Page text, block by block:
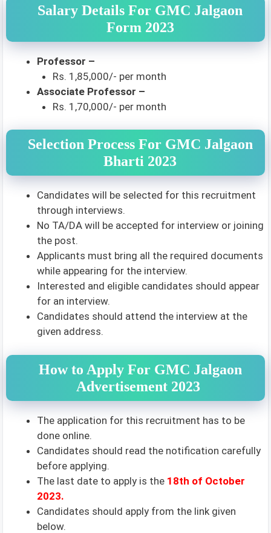
Salary Details For GMC Jalgaon
Form 2023
Professor –
Rs. 1,85,000/- per month
Associate Professor –
Rs. 1,70,000/- per month
Selection Process For GMC Jalgaon
Bharti 2023
Candidates will be selected for this recruitment
through interviews.
No TA/DA will be accepted for interview or joining
the post.
Applicants must bring all the required documents
while appearing for the interview.
Interested and eligible candidates should appear
for an interview.
Candidates should attend the interview at the
given address.
How to Apply For GMC Jalgaon
Advertisement 2023
The application for this recruitment has to be
done online.
Candidates should read the notification carefully
before applying.
The last date to apply is the 18th of October
2023.
Candidates should apply from the link given
below.